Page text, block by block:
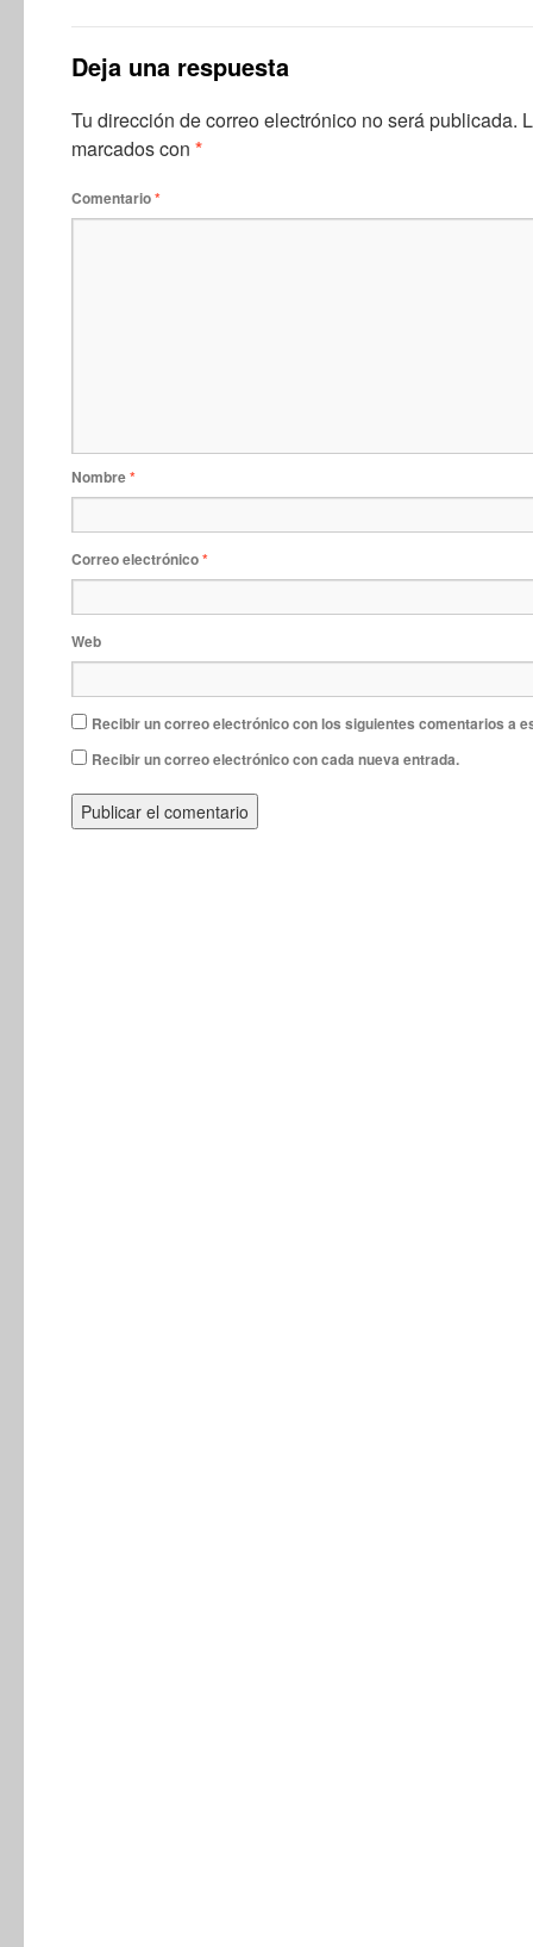
Deja una respuesta
Tu dirección de correo electrónico no será publicada.
marcados con *
Comentario*
Nombre*
Correo electrónico*
Web
Recibir un correo electrónico con los siguientes comentarios a
Recibir un correo electrónico con cada nueva entrada.